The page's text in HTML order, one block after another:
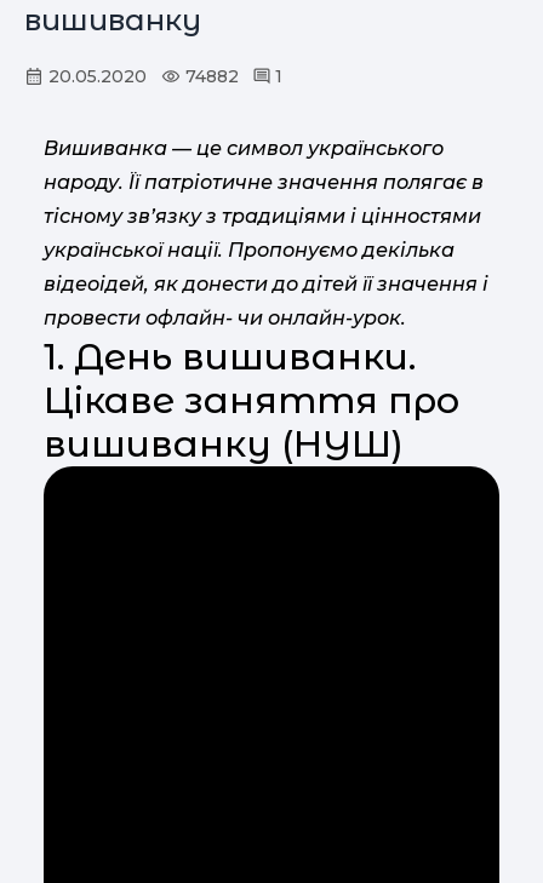
вишиванку
20.05.2020 74882 1
Вишиванка — це символ українського
народу. Її патріотичне значення полягає в
тісному зв’язку з традиціями і цінностями
української нації. Пропонуємо декілька
відеоідей, як донести до дітей її значення і
провести офлайн- чи онлайн-урок.
1. День вишиванки.
Цікаве заняття про
вишиванку (НУШ)